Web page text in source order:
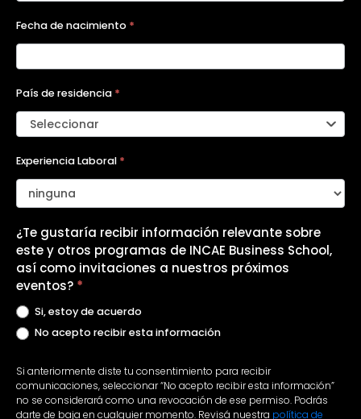
Fecha de nacimiento *
País de residencia *
Seleccionar
Experiencia Laboral *
¿Te gustaría recibir información relevante sobre
este y otros programas de INCAE Business School,
así como invitaciones a nuestros próximos
eventos? *
Si, estoy de acuerdo
No acepto recibir esta información
Si anteriormente diste tu consentimiento para recibir
comunicaciones, seleccionar “No acepto recibir esta información”
no se considerará como una revocación de ese permiso. Podrás
darte de baja en cualquier momento. Revisá nuestra política de